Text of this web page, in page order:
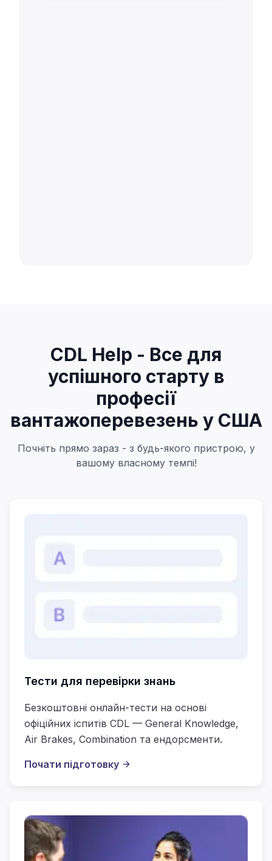
CDL Help - Все для
успішного старту в
професії
вантажоперевезень у США
Почніть прямо зараз - з будь-якого пристрою, у
вашому власному темпі!
Тести для перевірки знань
Безкоштовні онлайн-тести на основі
офіційних іспитів CDL — General Knowledge,
Air Brakes, Combination та ендорсменти.
Почати підготовку